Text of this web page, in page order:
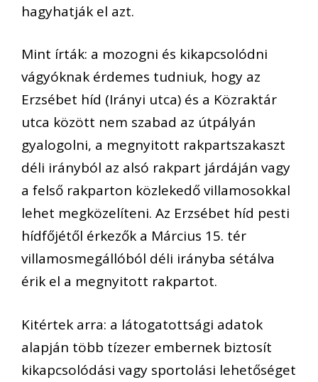
hagyhatják el azt.
Mint írták: a mozogni és kikapcsolódni
vágyóknak érdemes tudniuk, hogy az
Erzsébet híd (Irányi utca) és a Közraktár
utca között nem szabad az útpályán
gyalogolni, a megnyitott rakpartszakaszt
déli irányból az alsó rakpart járdáján vagy
a felső rakparton közlekedő villamosokkal
lehet megközelíteni. Az Erzsébet híd pesti
hídfőjétől érkezők a Március 15. tér
villamosmegállóból déli irányba sétálva
érik el a megnyitott rakpartot.
Kitértek arra: a látogatottsági adatok
alapján több tízezer embernek biztosít
kikapcsolódási vagy sportolási lehetőséget